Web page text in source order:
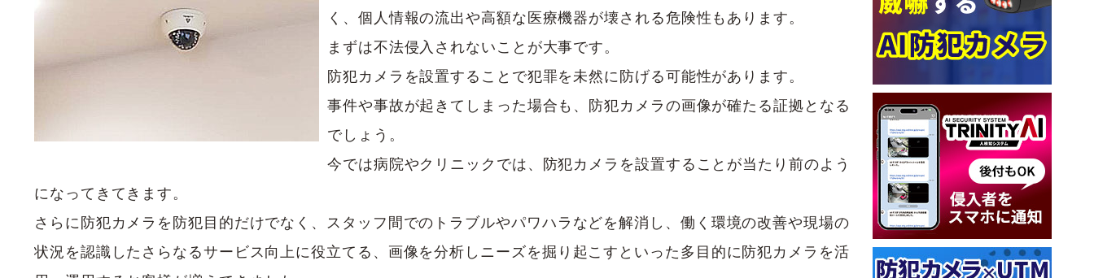
く、個人情報の流出や高額な医療機器が壊される危険性もあります。
まずは不法侵入されないことが大事です。
防犯カメラを設置することで犯罪を未然に防げる可能性があります。
事件や事故が起きてしまった場合も、防犯カメラの画像が確たる証拠となる
でしょう。
今では病院やクリニックでは、防犯カメラを設置することが当たり前のよう
になってきてきます。
さらに防犯カメラを防犯目的だけでなく、スタッフ間でのトラブルやパワハラなどを解消し、働く環境の改善や現場の
状況を認識したさらなるサービス向上に役立てる、画像を分析しニーズを掘り起こすといった多目的に防犯カメラを活